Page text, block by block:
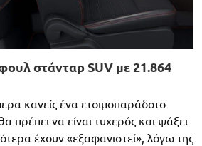
στάνταρ SUV με 21.864
κανείς ένα ετοιμοπαράδοτο
πρέπει να είναι τυχερός και ψάξει
έχουν «εξαφανιστεί», λόγω της